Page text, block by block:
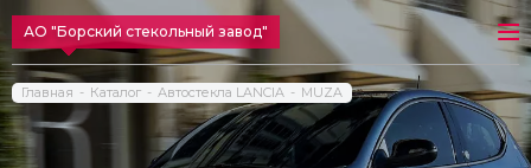
АО "Борский стекольный завод"
Главная Каталог Автостекла LANCIA MUZA